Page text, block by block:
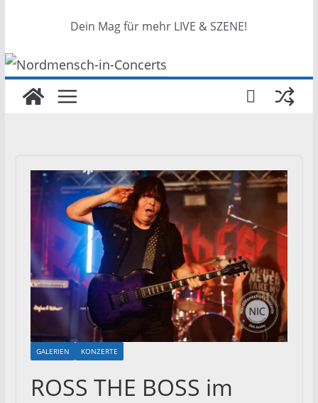
Dein Mag für mehr LIVE & SZENE!
GALERIEN KONZERTE
ROSS THE BOSS im